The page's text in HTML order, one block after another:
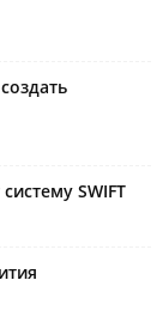
SWIFT